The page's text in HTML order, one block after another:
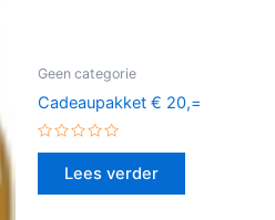
Geen categorie
Cadeaupakket € 20,=
Gewaardeerd
Lees verder